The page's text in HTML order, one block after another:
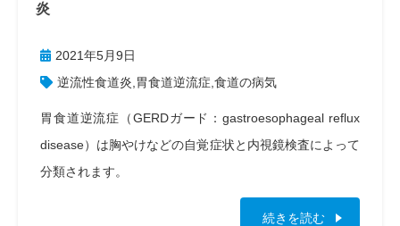
炎
2021年5月9日
逆流性食道炎 胃食道逆流症 食道の病気
胃食道逆流症（GERDガード：gastroesophageal reflux
disease）は胸やけなどの自覚症状と内視鏡検査によって
分類されます。
続きを読む